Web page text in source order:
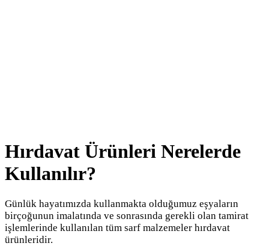
Hırdavat Ürünleri Nerelerde
Kullanılır?
Günlük hayatımızda kullanmakta olduğumuz eşyaların
birçoğunun imalatında ve sonrasında gerekli olan tamirat
işlemlerinde kullanılan tüm sarf malzemeler hırdavat
ürünleridir.